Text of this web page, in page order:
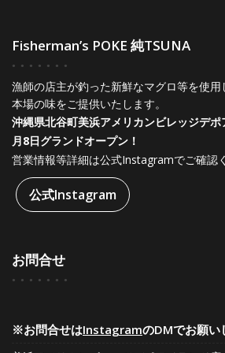
Fisherman’s POKE 純TSUNA
漁師の店主が釣った新鮮なマグロ等を使
本場の味をご提供いたします。
沖縄県北谷町美浜アメリカンビレッジデ
月8日グランドオープン！
営業情報等詳細は公式Instagramでご確認
公式Instagram
お問合せ
※お問合せはInstagramのDMでお願い